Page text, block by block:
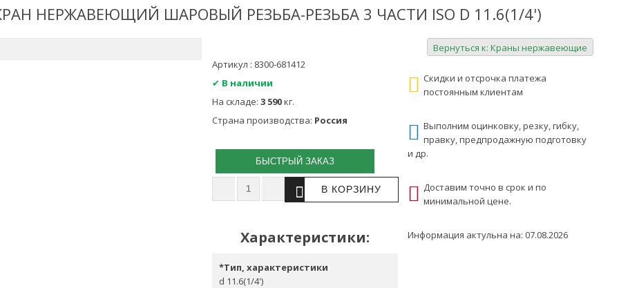
НЕРЖАВЕЮЩИЙ ШАРОВЫЙ РЕЗЬБА-РЕЗЬБА 3 ЧАСТИ ISO D 11.6(1/4')
Вернуться к: Краны нержавеющие
Артикул : 8300-681412
✔ В наличии
На складе:3 590кг.
Страна производства: Россия
БЫСТРЫЙ ЗАКАЗ
Характеристики:
*Тип, характеристики
d 11.6(1/4')
Скидки и отсрочка платежа
постоянным клиентам
Выполним оцинковку, резку, гибку,
правку, предпродажную подготовку
и др.
Доставим точно в срок и по
минимальной цене.
Информация актульна на: 07.08.2026